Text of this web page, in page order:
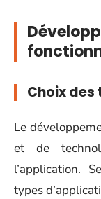
Choix
Le
et de
l’application.
types